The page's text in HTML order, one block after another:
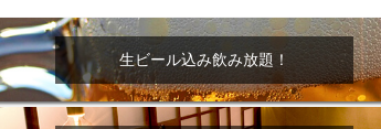
生ビール込み飲み放題！